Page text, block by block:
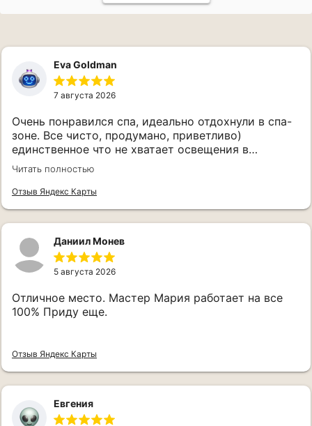
Eva Goldman
7 августа 2026
Очень понравился спа, идеально отдохнули в спа-
зоне. Все чисто, продумано, приветливо)
единственное что не хватает освещения в
раздевалке, если захотите нанести макияж после
спа, будет проблематично
Читать полностью
Отзыв Яндекс Карты
Даниил Монев
5 августа 2026
Отличное место. Мастер Мария работает на все
100% Приду еще.
Отзыв Яндекс Карты
Евгения
Режим работы: Пн-Вс. 10:00 - 22:00
КОНТАКТЫ
+7 (965) 143-35-27
info@timespa.ru
Санкт-Петербург, ул. Союза
Печатников, д. 7